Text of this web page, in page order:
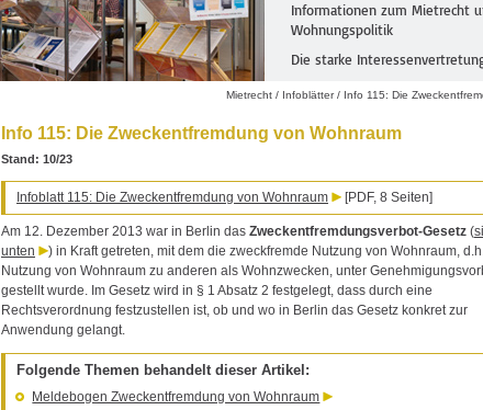
Informationen zum Mietrecht
Wohnungspolitik
Die starke
Mietrecht / Infoblätter / Info 115: Die
Info 115: Die Zweckentfremdung von Wohnraum
Stand: 10/23
Infoblatt 115: Die Zweckentfremdung von Wohnraum [PDF, 8 Seiten]
Am 12. Dezember 2013 war in Berlin das Zweckentfremdungsverbot-Gesetz (
unten
) in Kraft getreten, mit dem die zweckfremde Nutzung von Wohnraum,
Nutzung von Wohnraum zu anderen als Wohnzwecken, unter
gestellt wurde. Im Gesetz wird in § 1 Absatz 2 festgelegt, dass durch eine
Rechtsverordnung festzustellen ist, ob und wo in Berlin das Gesetz konkret zur
Anwendung gelangt.
Folgende Themen behandelt dieser Artikel:
Meldebogen Zweckentfremdung von Wohnraum